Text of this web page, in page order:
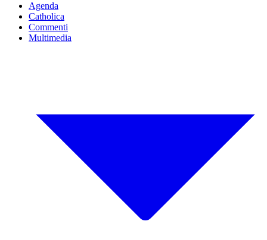
Agenda
Catholica
Commenti
Multimedia